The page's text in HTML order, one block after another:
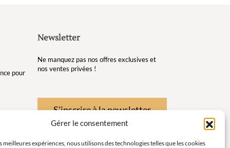
Gérer le consentement
meilleures expériences, nous utilisons des technologies telles que les cookies
pour
et de
Newsletter
Ne manquez pas nos offres exclusives et
nos ventes privées !
S'inscrire à la newsletter